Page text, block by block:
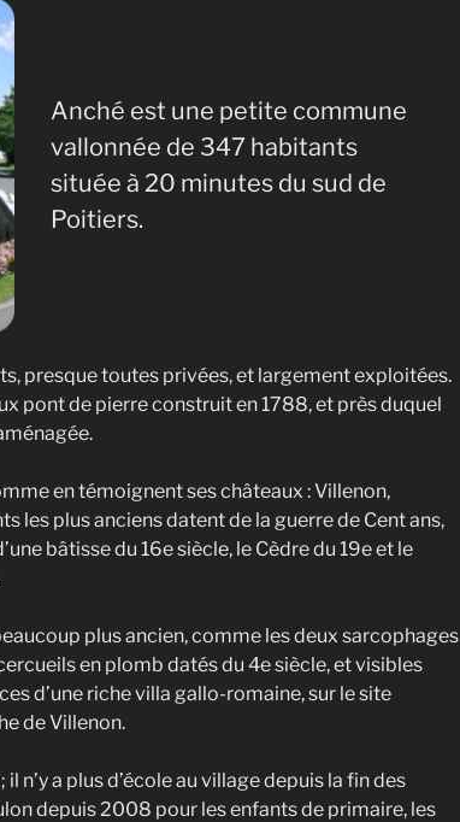
Anché est une petite commune
vallonnée de 347 habitants
située à 20 minutes du sud de
Poitiers.
presque toutes privées, et largement exploitées.
pont de pierre construit en 1788, et près duquel
en témoignent ses châteaux : Villenon,
les plus anciens datent de la guerre de Cent ans,
bâtisse du 16e siècle, le Cèdre du 19e et le
plus ancien, comme les deux sarcophages
en plomb datés du 4e siècle, et visibles
d’une riche villa gallo-romaine, sur le site
de Villenon.
a plus d’école au village depuis la fin des
depuis 2008 pour les enfants de primaire, les